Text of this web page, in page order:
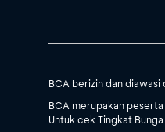
BCA berizin dan diawasi
BCA merupakan peserta
Untuk cek Tingkat